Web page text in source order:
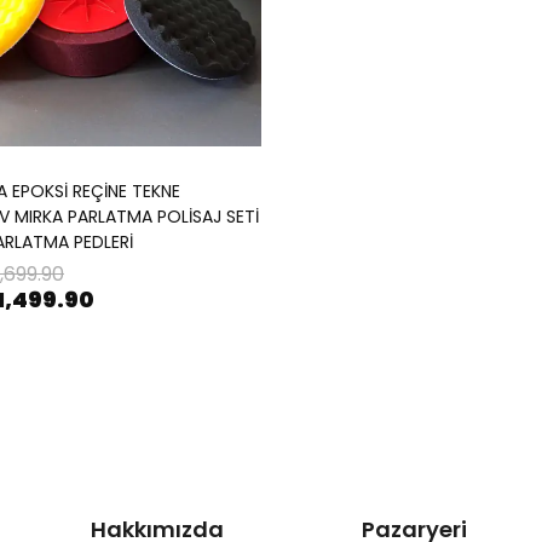
EPOKSİ REÇİNE TEKNE
PARLATMA POLİSAJ SETİ
PEDLERİ
Hakkımızda Pazaryeri